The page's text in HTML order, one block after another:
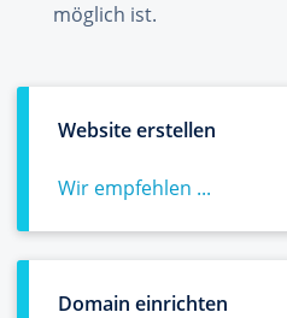
möglich ist.
Website erstellen
Wir empfehlen ...
Domain einrichten